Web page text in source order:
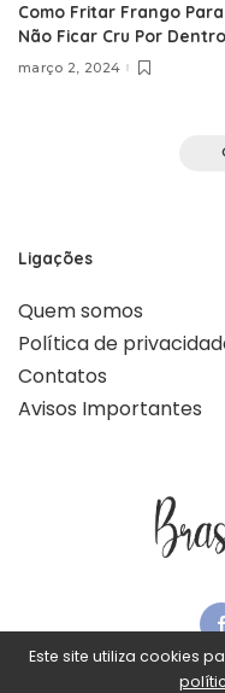
Como Fritar Frango Para
Não Ficar Cru Por Dentro
março 2, 2024
Ligações
Quem somos
Política de
Contatos
Avisos Importantes
Este site utiliza cookies